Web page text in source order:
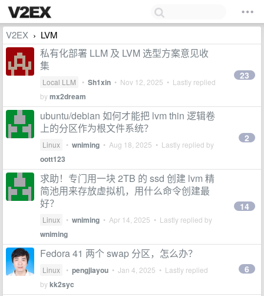
V2EX › LVM
私有化部署 LLM 及 LVM 选型方案意见收
集
Local LLM • Sh1xin • Nov 12, 2025 • Lastly replied
bymx2dream
23
ubuntu/debian 如何才能把 lvm thin 逻辑卷
上的分区作为根文件系统？
Linux • wniming • Aug 18, 2025 • Lastly replied by
oott123
2
求助！专门用一块 2TB 的 ssd 创建 lvm 精
简池用来存放虚拟机，用什么命令创建最
好？
Linux • wniming • Apr 14, 2025 • Lastly replied by
wniming
14
Fedora 41 两个 swap 分区，怎么办？
Linux • pengjiayou • Jan 4, 2025 • Lastly replied
bykk2syc
6